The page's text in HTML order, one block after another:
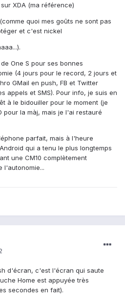
XDA (ma référence)
quoi mes goûts ne sont pas
et c'est nickel
One S pour ses bonnes
(4 jours pour le record, 2 jours et
GMail en push, FB et Twitter
appels et SMS). Pour info, je suis en
à le bidouiller pour le moment (je
pour la màj, mais je l'ai restauré
parfait, mais à l'heure
qui a tenu le plus longtemps
une CM10 complètement
l'autonomie...
d'écran, c'est l'écran qui saute
Home est appuyée très
secondes en fait).